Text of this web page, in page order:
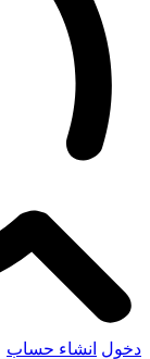
دخول انشاء حساب